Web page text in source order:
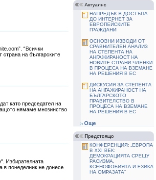
“Всички
на българските
като председател на
нямаме мнозинство
Избирателната
в понеделник не донесе
Актуално
НАПРЕДЪК В ДОСТЪПА
ДО ИНТЕРНЕТ ЗА
ЕВРОПЕЙСКИТЕ
ГРАЖДАНИ
ОСНОВНИ ИЗВОДИ ОТ
СРАВНИТЕЛЕН АНАЛИЗ
НА СТЕПЕНТА НА
АНГАЖИРАНОСТ НА
НОВИТЕ СТРАНИ-ЧЛЕНКИ
В ПРОЦЕСА НА ВЗЕМАНЕ
НА РЕШЕНИЯ В ЕС
ДИСКУСИЯ ЗА СТЕПЕНТА
НА АНГАЖИРАНОСТ НА
БЪЛГАРСКОТО
ПРАВИТЕЛСТВО В
ПРОЦЕСА НА ВЗЕМАНЕ
НА РЕШЕНИЯ В ЕС
Още
Предстоящо
КОНФЕРЕНЦИЯ: „ЕВРОПА
В ХХІ ВЕК:
ДЕМОКРАЦИЯТА СРЕЩУ
РАСИЗМА,
КСЕНОФОБИЯТА И ЕЗИКА
НА ОМРАЗАТА“